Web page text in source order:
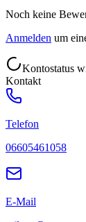
Noch keine
Anmelden um
Kontostatus
Kontakt
Telefon
06605461058
E-Mail